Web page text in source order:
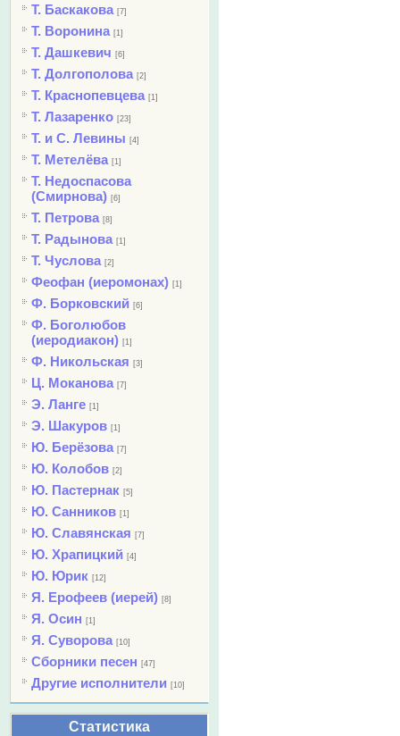
Т. Баскакова [7]
Т. Воронина [1]
Т. Дашкевич [6]
Т. Долгополова [2]
Т. Краснопевцева [1]
Т. Лазаренко [23]
Т. и С. Левины [4]
Т. Метелёва [1]
Т. Недоспасова
(Смирнова) [6]
Т. Петрова [8]
Т. Радынова [1]
Т. Чуслова [2]
Феофан (иеромонах) [1]
Ф. Борковский [6]
Ф. Боголюбов
(иеродиакон) [1]
Ф. Никольская [3]
Ц. Моканова [7]
Э. Ланге [1]
Э. Шакуров [1]
Ю. Берёзова [7]
Ю. Колобов [2]
Ю. Пастернак [5]
Ю. Санников [1]
Ю. Славянская [7]
Ю. Храпицкий [4]
Ю. Юрик [12]
Я. Ерофеев (иерей) [8]
Я. Осин [1]
Я. Суворова [10]
Сборники песен [47]
Другие исполнители [10]
Статистика